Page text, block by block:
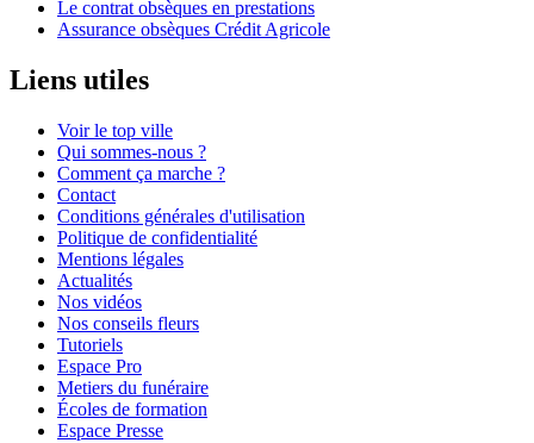
Le contrat obsèques en prestations
Assurance obsèques Crédit Agricole
Liens utiles
Voir le top ville
Qui sommes-nous ?
Comment ça marche ?
Contact
Conditions générales d'utilisation
Politique de confidentialité
Mentions légales
Actualités
Nos vidéos
Nos conseils fleurs
Tutoriels
Espace Pro
Metiers du funéraire
Écoles de formation
Espace Presse